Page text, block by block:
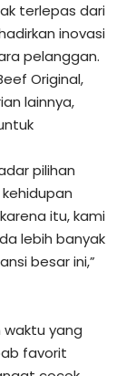
terlepas dari
inovasi
pelanggan.
Original,
lainnya,
pilihan
itu, kami
lebih banyak
besar ini,”
waktu yang
favorit